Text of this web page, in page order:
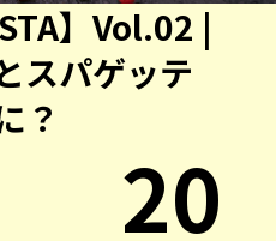
】Vol.02 |
スパゲッテ
？
20